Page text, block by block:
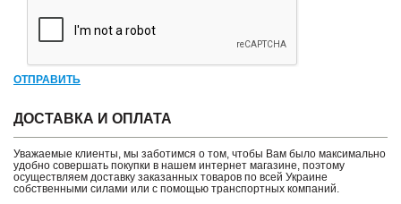
ОТПРАВИТЬ
ДОСТАВКА И ОПЛАТА
Уважаемые клиенты, мы заботимся о том, чтобы Вам было максимально
удобно совершать покупки в нашем интернет магазине, поэтому
осуществляем доставку заказанных товаров по всей Украине
собственными силами или с помощью транспортных компаний.